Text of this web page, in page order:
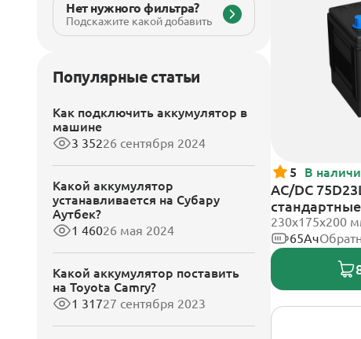
Нет нужного фильтра?
Подскажите какой добавить
Популярные статьи
Как подключить аккумулятор в
машине
3 35226 сентября 2024
Какой аккумулятор
устанавливается на Субару
Аутбек?
1 46026 мая 2024
Какой аккумулятор поставить
на Toyota Camry?
1 31727 сентября 2023
5 В
AC/DC
230x175x200
65Ач